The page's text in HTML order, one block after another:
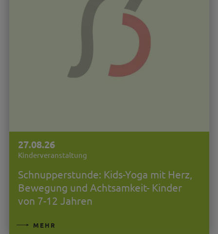
27.08.26
Kinderveranstaltung
Schnupperstunde: Kids-Yoga mit Herz,
Bewegung und Achtsamkeit- Kinder
von 7-12 Jahren
MEHR